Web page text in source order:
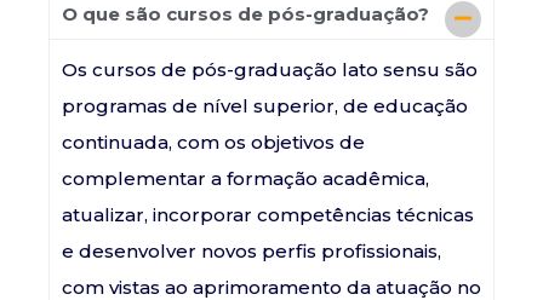
O que são cursos de pós-graduação?
Os cursos de pós-graduação lato sensu são
programas de nível superior, de educação
continuada, com os objetivos de
complementar a formação acadêmica,
atualizar, incorporar competências técnicas
e desenvolver novos perfis profissionais,
com vistas ao aprimoramento da atuação no